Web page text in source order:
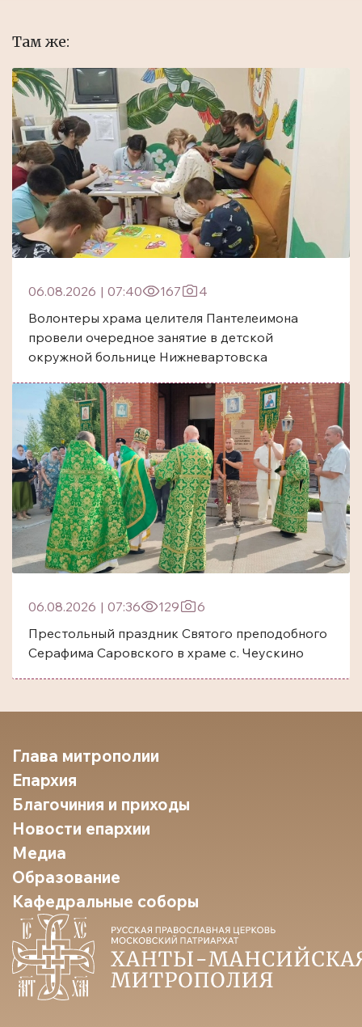
Там же:
06.08.2026 | 07:40 167
4
Волонтеры храма целителя Пантелеимона
провели очередное занятие в детской
окружной больнице Нижневартовска
06.08.2026 | 07:36 129
6
Престольный праздник Святого преподобного
Серафима Саровского в храме с. Чеускино
Глава митрополии
Епархия
Благочиния и приходы
Новости епархии
Медиа
Образование
Кафедральные соборы